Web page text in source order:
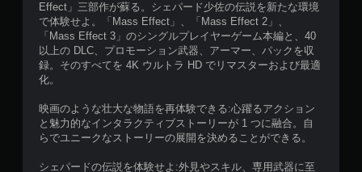
Effect」三部作が蘇る。シェパード少佐の伝説を新たな環境
で体験せよ。「Mass Effect」、「Mass Effect 2」、
「Mass Effect 3」のシングルプレイヤーゲーム本編と、40
以上の DLC、プロモーション武器、アーマー、パックを収
録。そのすべてを 4K ウルトラ HD でリマスターおよび最適
化。
映画のような壮大な物語を再体験できる:心躍るアクション
と魅力的なインタラクティブストーリーが 1 つに融合。自
らでユニークなストーリーの展開を決めることができる。
シェパードの伝説を体験せよ:外見やスキル、専用武器に至